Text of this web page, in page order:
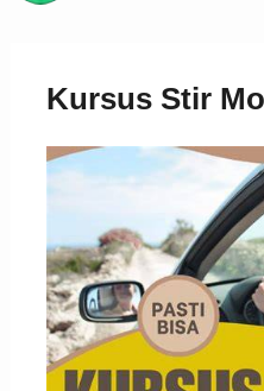
Kursus Stir